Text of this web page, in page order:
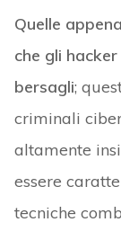
Quelle
che gli
bersagli;
criminali
altamente
essere
tecniche